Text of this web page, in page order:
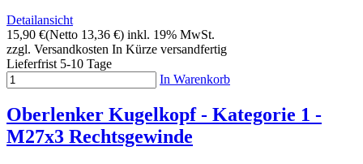
Detailansicht
15,90 €(Netto 13,36 €) inkl. 19% MwSt.
zzgl. Versandkosten In Kürze versandfertig
Lieferfrist 5-10 Tage
In Warenkorb
Oberlenker Kugelkopf - Kategorie 1 -
M27x3 Rechtsgewinde